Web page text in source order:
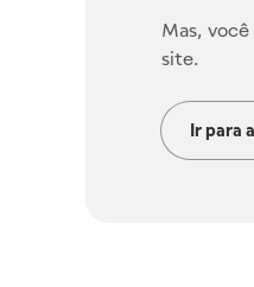
Mas,
site.
Ir para